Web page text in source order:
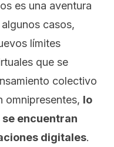
es una aventura
casos,
límites
que se
colectivo
omnipresentes, lo
encuentran
digitales.